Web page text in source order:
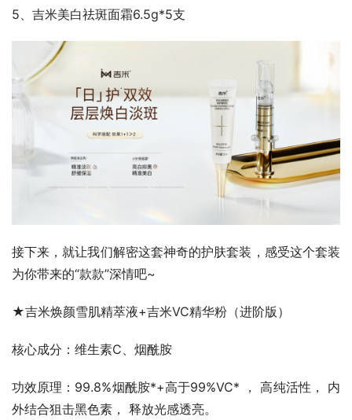
5、吉米美白祛斑面霜6.5g*5支
接下来，就让我们解密这套神奇的护肤套装，感受这个套装
为你带来的“款款”深情吧~
★吉米焕颜雪肌精萃液+吉米VC精华粉（进阶版）
核心成分：维生素C、烟酰胺
功效原理：99.8%烟酰胺*+高于99%VC* ， 高纯活性， 内
外结合狙击黑色素， 释放光感透亮。